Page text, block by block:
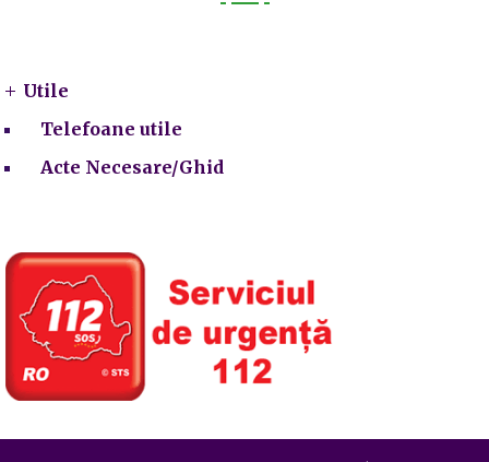
Utile
Telefoane utile
Acte Necesare/Ghid